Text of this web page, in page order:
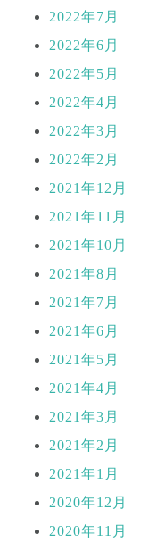
2022年7月
2022年6月
2022年5月
2022年4月
2022年3月
2022年2月
2021年12月
2021年11月
2021年10月
2021年8月
2021年7月
2021年6月
2021年5月
2021年4月
2021年3月
2021年2月
2021年1月
2020年12月
2020年11月